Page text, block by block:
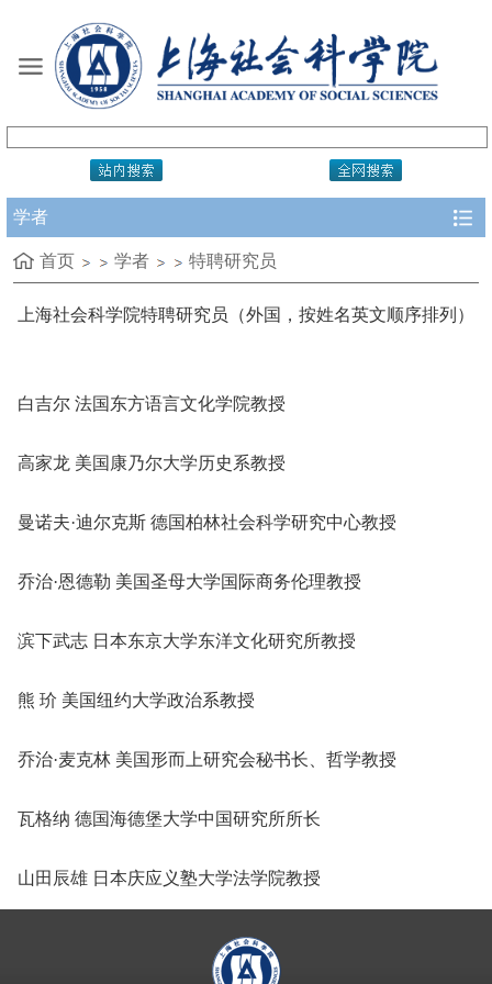
学者
首页 学者 特聘研究员
上海社会科学院特聘研究员（外国，按姓名英文顺序排列）
白吉尔 法国东方语言文化学院教授
高家龙 美国康乃尔大学历史系教授
曼诺夫·迪尔克斯 德国柏林社会科学研究中心教授
乔治·恩德勒 美国圣母大学国际商务伦理教授
滨下武志 日本东京大学东洋文化研究所教授
熊 玠 美国纽约大学政治系教授
乔治·麦克林 美国形而上研究会秘书长、哲学教授
瓦格纳 德国海德堡大学中国研究所所长
山田辰雄 日本庆应义塾大学法学院教授